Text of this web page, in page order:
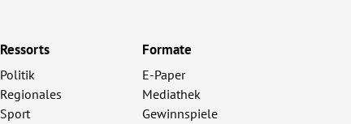
Ressorts
Politik
Regionales
Sport
Formate
E-Paper
Mediathek
Gewinnspiele